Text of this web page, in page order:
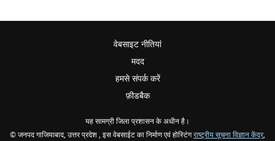
वेबसाइट नीतियां
मदद
हमसे संपर्क करें
फ़ीडबैक
यह सामग्री जिला प्रशासन के अधीन है।
© जनपद गाजियाबाद, उत्तर प्रदेश , इस वेबसाईट का निर्माण एवं होस्टिंगराष्ट्रीय सूचना विज्ञान केंद्र,